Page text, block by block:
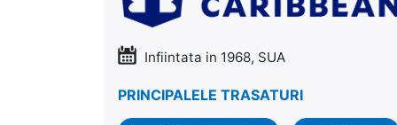
Infiintata in 1968, SUA
PRINCIPALELE TRASATURI